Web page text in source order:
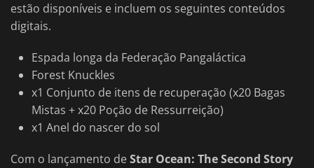
estão disponíveis e incluem os seguintes conteúdos
digitais.
Espada longa da Federação Pangaláctica
Forest Knuckles
x1 Conjunto de itens de recuperação (x20 Bagas
Mistas + x20 Poção de Ressurreição)
x1 Anel do nascer do sol
Com o lançamento deStar Ocean: The Second Story